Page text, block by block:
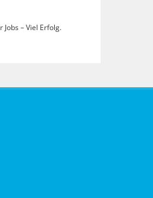
– Viel Erfolg.